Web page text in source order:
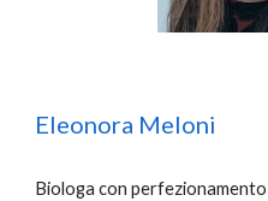
Eleonora Meloni
Biologa con